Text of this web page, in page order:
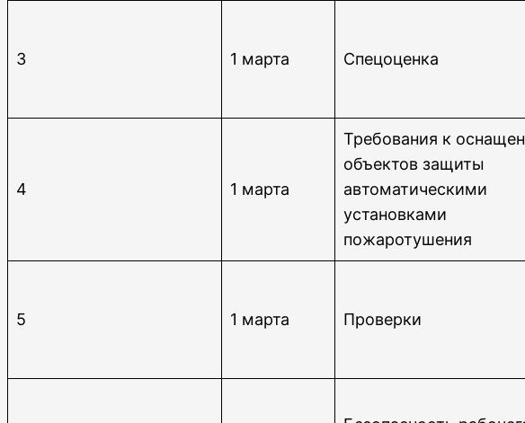
3 1 марта Спецоценка
4 1 марта
Требования к
объектов защиты
автоматическими
установками
пожаротушения
5 1 марта Проверки